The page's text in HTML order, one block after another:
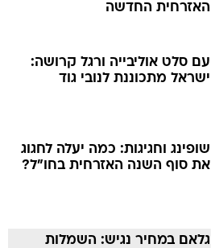
האזרחית החדשה
עם סלט אוליבייה ורגל קרושה:
ישראל מתכוננת לנובי גוד
שופינג וחגיגות: כמה יעלה לחגוג
את סוף השנה האזרחית בחו"ל?
גלאם במחיר נגיש: השמלות